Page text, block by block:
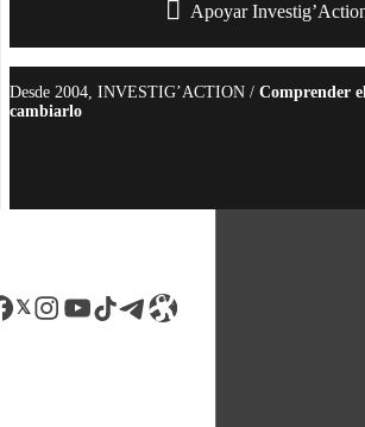
Apoyar
Desde 2004, INVESTIG’ACTION / Comprender
cambiarlo
LinkedIn
Instagram
YouTube
TikTok
Telegram
Enlace